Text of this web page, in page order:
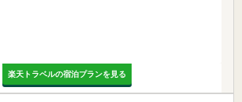
楽天トラベルの宿泊プランを見る